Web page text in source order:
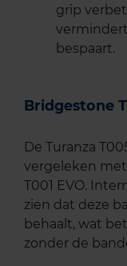
grip
bespaart.
Bridgestone
De Turanza
vergeleken met
T001 EVO.
zien dat deze
behaalt, wat
zonder de